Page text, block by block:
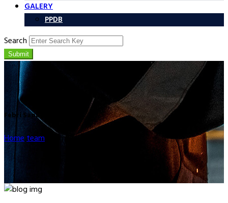
GALERY
PPDB
Search
Submit
Febri Saputro, S.Kom.
Hometeam Febri Saputro, S.Kom.